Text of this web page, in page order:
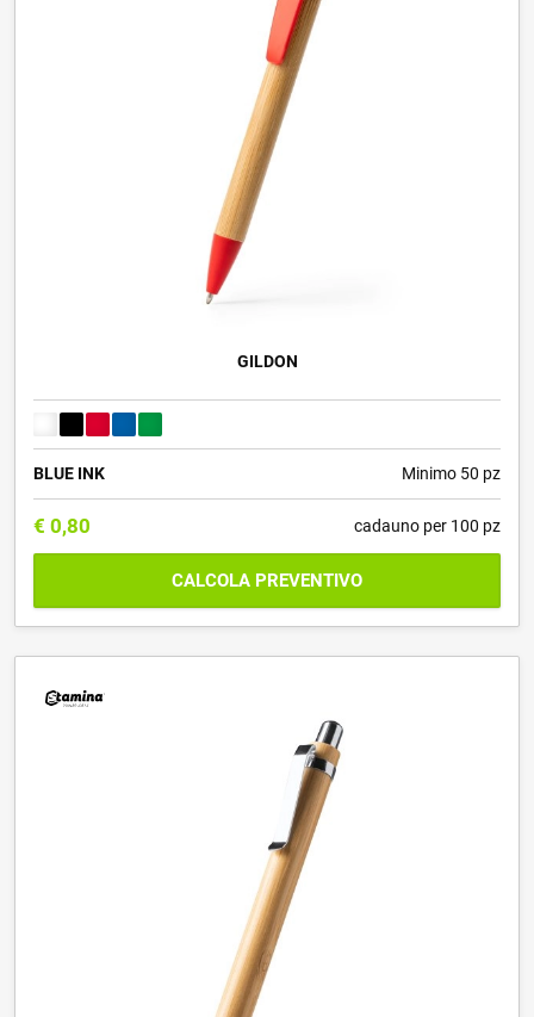
GILDON
BLUE INK Minimo 50 pz
€ 0,80 cadauno per 100 pz
CALCOLA PREVENTIVO